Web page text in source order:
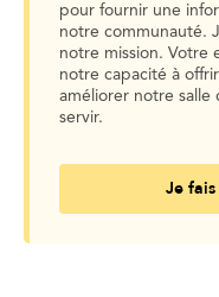
pour fournir une
notre communauté.
notre mission. Votre
notre capacité à
améliorer notre salle
servir.
Je